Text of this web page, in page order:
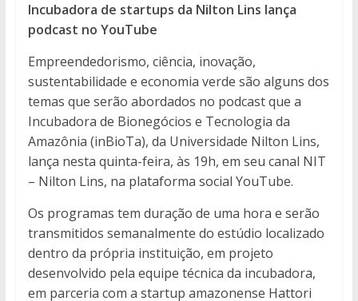
Incubadora de startups da Nilton Lins lança
podcast no YouTube
Empreendedorismo, ciência, inovação,
sustentabilidade e economia verde são alguns dos
temas que serão abordados no podcast que a
Incubadora de Bionegócios e Tecnologia da
Amazônia (inBioTa), da Universidade Nilton Lins,
lança nesta quinta-feira, às 19h, em seu canal NIT
– Nilton Lins, na plataforma social YouTube.
Os programas tem duração de uma hora e serão
transmitidos semanalmente do estúdio localizado
dentro da própria instituição, em projeto
desenvolvido pela equipe técnica da incubadora,
em parceria com a startup amazonense Hattori